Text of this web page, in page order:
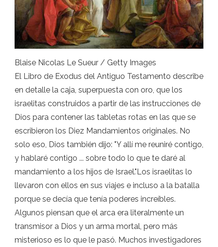
Blaise Nicolas Le Sueur / Getty Images
El Libro de Exodus del Antiguo Testamento describe
en detalle la caja, superpuesta con oro, que los
israelitas construidos a partir de las instrucciones de
Dios para contener las tabletas rotas en las que se
escribieron los Diez Mandamientos originales. No
solo eso, Dios también dijo: "Y allí me reuniré contigo,
y hablaré contigo ... sobre todo lo que te daré al
mandamiento a los hijos de Israel."Los israelitas lo
llevaron con ellos en sus viajes e incluso a la batalla
porque se decía que tenía poderes increíbles.
Algunos piensan que el arca era literalmente un
transmisor a Dios y un arma mortal, pero más
misterioso es lo que le pasó. Muchos investigadores